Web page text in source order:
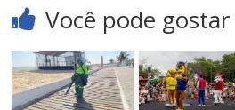
Você pode